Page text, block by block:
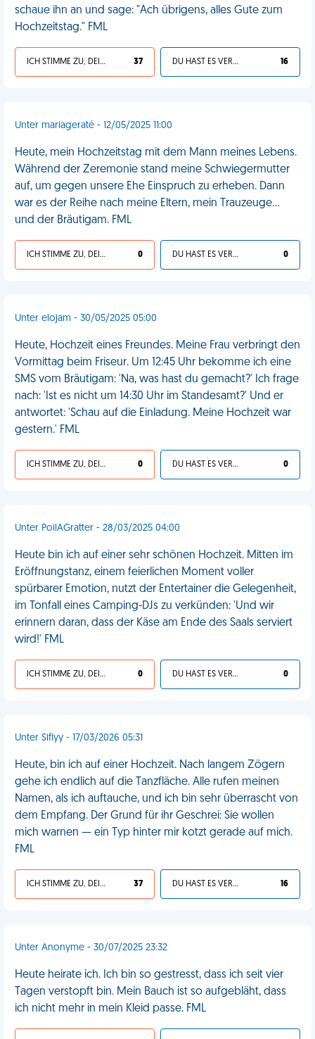
schaue ihn an und sage: "Ach übrigens, alles Gute zum
Hochzeitstag." FML
ICH STIMME ZU, DEIN LEBEN IST SCHEISSE 37 DU HAST ES VERDIENT 16
Unter mariageraté - 12/05/2025 11:00
Heute, mein Hochzeitstag mit dem Mann meines Lebens.
Während der Zeremonie stand meine Schwiegermutter
auf, um gegen unsere Ehe Einspruch zu erheben. Dann
war es der Reihe nach meine Eltern, mein Trauzeuge...
und der Bräutigam. FML
ICH STIMME ZU, DEIN LEBEN IST SCHEISSE 0 DU HAST ES VERDIENT 0
Unter elojam - 30/05/2025 05:00
Heute, Hochzeit eines Freundes. Meine Frau verbringt den
Vormittag beim Friseur. Um 12:45 Uhr bekomme ich eine
SMS vom Bräutigam: 'Na, was hast du gemacht?' Ich frage
nach: 'Ist es nicht um 14:30 Uhr im Standesamt?' Und er
antwortet: 'Schau auf die Einladung. Meine Hochzeit war
gestern.' FML
ICH STIMME ZU, DEIN LEBEN IST SCHEISSE 0 DU HAST ES VERDIENT 0
Unter PoilAGratter - 28/03/2025 04:00
Heute bin ich auf einer sehr schönen Hochzeit. Mitten im
Eröffnungstanz, einem feierlichen Moment voller
spürbarer Emotion, nutzt der Entertainer die Gelegenheit,
im Tonfall eines Camping-DJs zu verkünden: 'Und wir
erinnern daran, dass der Käse am Ende des Saals serviert
wird!' FML
ICH STIMME ZU, DEIN LEBEN IST SCHEISSE 0 DU HAST ES VERDIENT 0
Unter Siflyy - 17/03/2026 05:31
Heute, bin ich auf einer Hochzeit. Nach langem Zögern
gehe ich endlich auf die Tanzfläche. Alle rufen meinen
Namen, als ich auftauche, und ich bin sehr überrascht von
dem Empfang. Der Grund für ihr Geschrei: Sie wollen
mich warnen — ein Typ hinter mir kotzt gerade auf mich.
FML
ICH STIMME ZU, DEIN LEBEN IST SCHEISSE 37 DU HAST ES VERDIENT 16
Unter Anonyme - 30/07/2025 23:32
Heute heirate ich. Ich bin so gestresst, dass ich seit vier
Tagen verstopft bin. Mein Bauch ist so aufgebläht, dass
ich nicht mehr in mein Kleid passe. FML